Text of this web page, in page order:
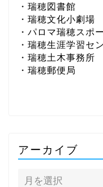
・瑞穂図書館
・瑞穂文化小劇場
・パロマ瑞穂スポ
・瑞穂生涯学習セ
・瑞穂土木事務所
・瑞穂郵便局
アーカイブ